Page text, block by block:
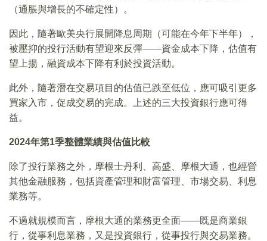
（通脹與增長的不確定性）。
因此，隨著歐美央行展開降息周期（可能在今年下半年），
被壓抑的投行活動有望迎來反彈——資金成本下降，估值有
望上揚，融資成本下降有利於投資活動。
此外，隨著潛在交易項目的估值已跌至低位，應可吸引更多
買家入市，促成交易的完成。上述的三大投資銀行應可得
益。
2024年第1季整體業績與估值比較
除了投行業務之外，摩根士丹利、高盛、摩根大通，也經營
其他金融服務，包括資產管理和財富管理、市場交易、利息
業務等。
不過就規模而言，摩根大通的業務更全面——既是商業銀
行，從事利息業務，又是投資銀行，從事投行與交易業務。